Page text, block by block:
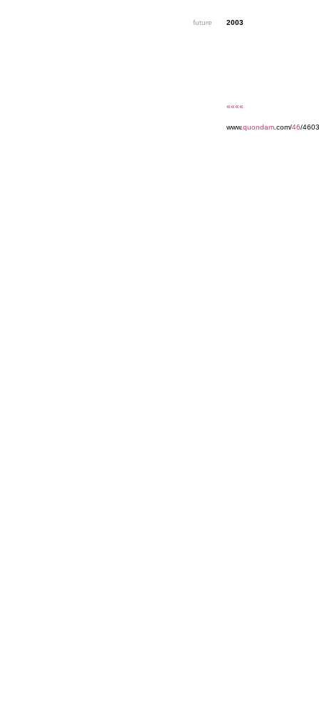
future 2003
««««
www.quondam .com/46/